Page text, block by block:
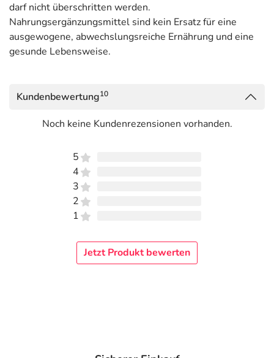
Informationen zu diesem Lebensmittel (wie z. B. Zutaten,
Allergene) sind bei den Lebensmittelangaben als pdf
hinterlegt. (oben)
darf nicht überschritten werden.
Nahrungsergänzungsmittel sind kein Ersatz für eine
ausgewogene, abwechslungsreiche Ernährung und eine
gesunde Lebensweise.
Kundenbewertung10
Noch keine Kundenrezensionen vorhanden.
5
4
3
2
1
Jetzt Produkt bewerten